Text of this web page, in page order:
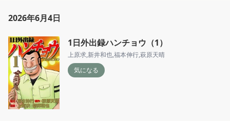
2026年6月4日
1日外出録ハンチョウ（1）
上原求,新井和也,福本伸行,萩原天晴
気になる